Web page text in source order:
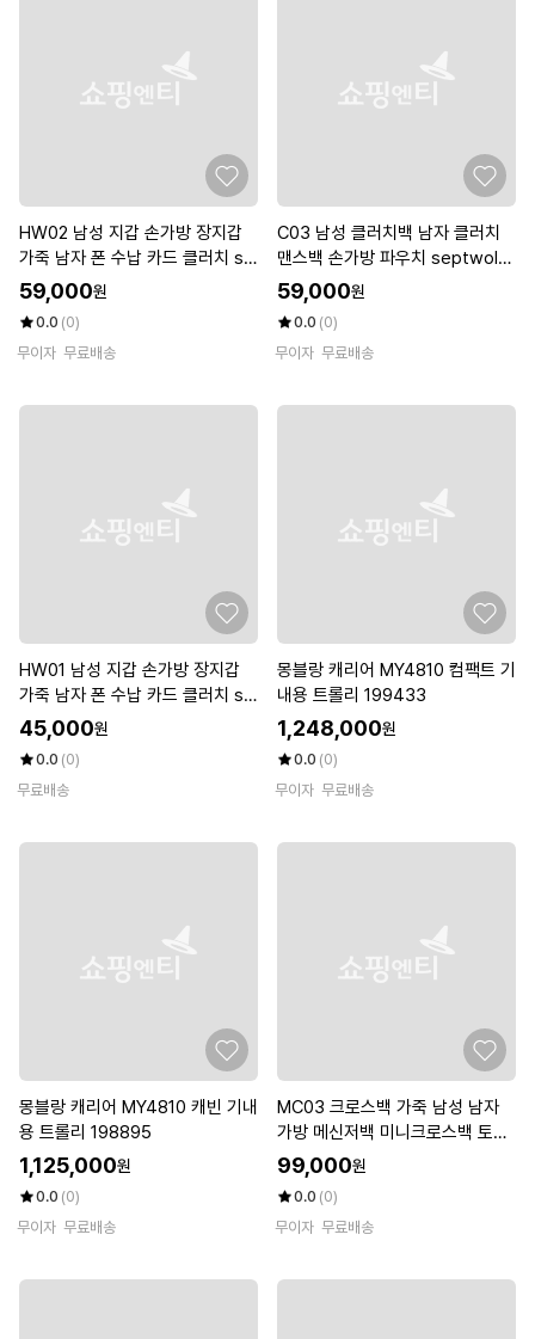
HW02 남성 지갑 손가방 장지갑
가죽 남자 폰 수납 카드 클러치 se
ptwolves(셉울브스)
59,000원
0.0 (0)
무이자 무료배송
C03 남성 클러치백 남자 클러치
맨스백 손가방 파우치 septwolv
es(셉울브스)
59,000원
0.0 (0)
무이자 무료배송
HW01 남성 지갑 손가방 장지갑
가죽 남자 폰 수납 카드 클러치 se
ptwolves(셉울브스)
45,000원
0.0 (0)
무료배송
몽블랑 캐리어 MY4810 컴팩트 기
내용 트롤리 199433
1,248,000원
0.0 (0)
무이자 무료배송
몽블랑 캐리어 MY4810 캐빈 기내
용 트롤리 198895
1,125,000원
0.0 (0)
무이자 무료배송
MC03 크로스백 가죽 남성 남자
가방 메신저백 미니크로스백 토트
백 숄더백 회사 출근 서류 septw
olves
99,000원
0.0 (0)
무이자 무료배송